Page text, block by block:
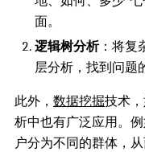
面。
逻辑树分析：将复
层分析，找到问题
此外， 数据挖掘技术
析中也有广泛应用。
户分为不同的群体，